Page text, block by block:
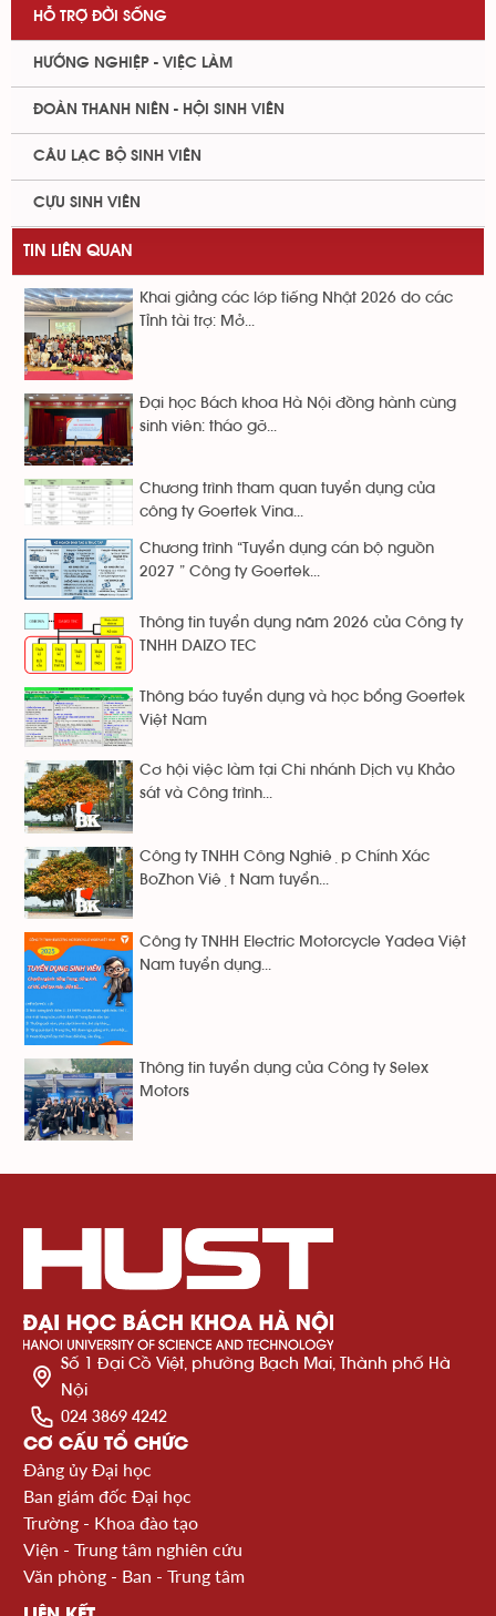
HỖ TRỢ ĐỜI SỐNG
HƯỚNG NGHIỆP - VIỆC LÀM
ĐOÀN THANH NIÊN - HỘI SINH VIÊN
CÂU LẠC BỘ SINH VIÊN
CỰU SINH VIÊN
TIN LIÊN QUAN
Khai giảng các lớp tiếng Nhật 2026 do các
Tỉnh tài trợ: Mở...
Đại học Bách khoa Hà Nội đồng hành cùng
sinh viên: tháo gỡ...
Chương trình tham quan tuyển dụng của
công ty Goertek Vina...
Chương trình “Tuyển dụng cán bộ nguồn
2027 ” Công ty Goertek...
Thông tin tuyển dụng năm 2026 của Công ty
TNHH DAIZO TEC
Thông báo tuyển dụng và học bổng Goertek
Việt Nam
Cơ hội việc làm tại Chi nhánh Dịch vụ Khảo
sát và Công trình...
Công ty TNHH Công Nghiệp Chính Xác
BoZhon Việt Nam tuyển...
Công ty TNHH Electric Motorcycle Yadea Việt
Nam tuyển dụng...
Thông tin tuyển dụng của Công ty Selex
Motors
Số 1 Đại Cồ Việt, phường Bạch Mai, Thành phố Hà
Nội
024 3869 4242
CƠ CẤU TỔ CHỨC
Đảng ủy Đại học
Ban giám đốc Đại học
Trường - Khoa đào tạo
Viện - Trung tâm nghiên cứu
Văn phòng - Ban - Trung tâm